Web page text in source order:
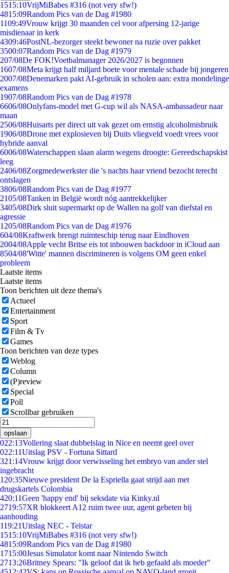
1515:10VrijMiBabes #316 (not very sfw!)
4815:09Random Pics van de Dag #1980
1109:49Vrouw krijgt 30 maanden cel voor afpersing 12-jarige
misdienaar in kerk
4309:46PostNL-bezorger steekt bewoner na ruzie over pakket
3500:07Random Pics van de Dag #1979
207/08De FOK!Voetbalmanager 2026/2027 is begonnen
1607/08Meta krijgt half miljard boete voor mentale schade bij jongeren
2007/08Denemarken pakt AI-gebruik in scholen aan: extra mondelinge
examens
1907/08Random Pics van de Dag #1978
6606/08Onlyfans-model met G-cup wil als NASA-ambassadeur naar
maan
2506/08Huisarts per direct uit vak gezet om ernstig alcoholmisbruik
1906/08Drone met explosieven bij Duits vliegveld voedt vrees voor
hybride aanval
6006/08Waterschappen slaan alarm wegens droogte: Gereedschapskist
leeg
2406/08Zorgmedewerkster die 's nachts haar vriend bezocht terecht
ontslagen
3806/08Random Pics van de Dag #1977
2105/08Tanken in België wordt nóg aantrekkelijker
3405/08Dirk sluit supermarkt op de Wallen na golf van diefstal en
agressie
1205/08Random Pics van de Dag #1976
604/08Kraftwerk brengt ruimteschip terug naar Eindhoven
2004/08Apple vecht Britse eis tot inbouwen backdoor in iCloud aan
8504/08'Witte' mannen discrimineren is volgens OM geen enkel
probleem
Laatste items
Laatste items
Toon berichten uit deze thema's
Actueel
Entertainment
Sport
Film & Tv
Games
Toon berichten van deze types
Weblog
Column
(P)review
Special
Poll
Scrollbar gebruiken
opslaan
022:13Vollering slaat dubbelslag in Nice en neemt geel over
022:11Uitslag PSV - Fortuna Sittard
321:14Vrouw krijgt door verwisseling het embryo van ander stel
ingebracht
1 20:35Nieuwe president De la Espriella gaat strijd aan met
drugskartels Colombia
420:11Geen 'happy end' bij seksdate via Kinky.nl
2719:57XR blokkeert A12 ruim twee uur, agent gebeten bij
aanhouding
119:21Uitslag NEC - Telstar
1515:10VrijMiBabes #316 (not very sfw!)
4815:09Random Pics van de Dag #1980
1715:00Jesus Simulator komt naar Nintendo Switch
2713:26Britney Spears: "Ik geloof dat ik heb gefaald als moeder"